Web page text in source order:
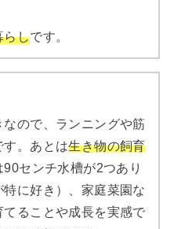
らしです。
ので、ランニングや筋
す。あとは生き物の飼育
センチ水槽が2つあり
に好き）、家庭菜園な
ることや成長を実感で